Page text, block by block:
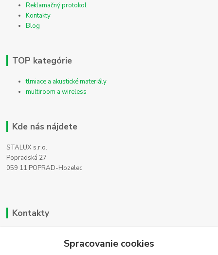
Reklamačný protokol
Kontakty
Blog
TOP kategórie
tlmiace a akustické materiály
multiroom a wireless
Kde nás nájdete
STALUX s.r.o.
Popradská 27
059 11 POPRAD-Hozelec
Kontakty
+421 911 990 200Spracovanie cookies